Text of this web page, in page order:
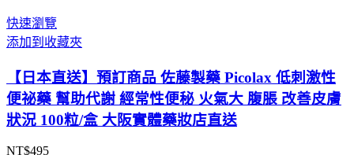
快速瀏覽
添加到收藏夾
【日本直送】預訂商品 佐藤製藥 Picolax 低刺激性
便祕藥 幫助代謝 經常性便秘 火氣大 腹脹 改善皮膚
狀況 100粒/盒 大阪實體藥妝店直送
NT$495